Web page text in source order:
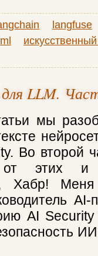
langfuse
ml
для LLM.
мы
Во второй
от этих и
Хабр!
AI-
AI